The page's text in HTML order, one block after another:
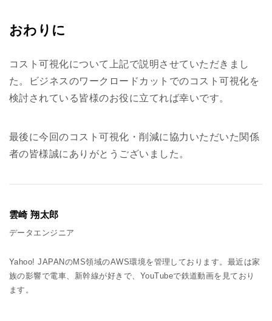
おわりに
コスト可視化について上記で説明させていただきまし
た。ビジネスのワークロードカットでのコスト可視化を
検討されている皆様のお役に立てれば幸いです。
最後に今回のコスト可視化・削減に協力いただいた関係
者の皆様誠にありがとうございました。
雲崎 翔太郎
データエンジニア
Yahoo! JAPANのMS領域のAWS環境を管理しております。最近は家
族の影響で電車、新幹線が好きで、YouTubeで鉄道動画を見ており
ます。